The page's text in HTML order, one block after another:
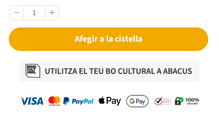
Afegir a la cistella